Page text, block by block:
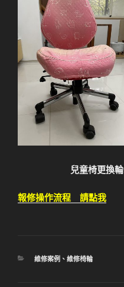
兒童椅更換
報修操作流程 請點我
分
維修案例 、 維修椅輪